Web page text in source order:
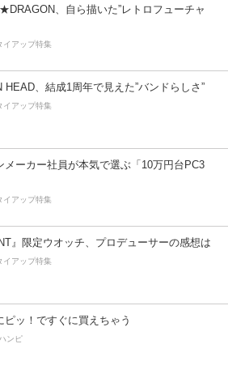
、自ら描いた”レトロフューチャ
イアップ特集
HEAD、結成1周年で見えた”バンドらしさ”
イアップ特集
メーカー社員が本気で選ぶ「10万円台PC3
イアップ特集
』限定ウオッチ、プロデューサーの感想は
イアップ特集
ピッ！ですぐに買えちゃう
ンピ